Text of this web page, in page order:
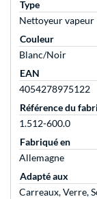
Type
Nettoyeur vapeur
Couleur
Blanc/Noir
EAN
4054278975122
Référence du
1.512-600.0
Fabriqué en
Allemagne
Adapté aux
Carreaux, Verre,